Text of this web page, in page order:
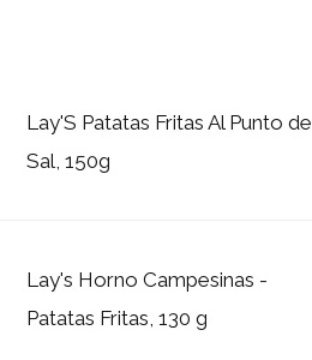
Lay'S Patatas Fritas Al Punto de
Sal, 150g
Lay's Horno Campesinas -
Patatas Fritas, 130 g